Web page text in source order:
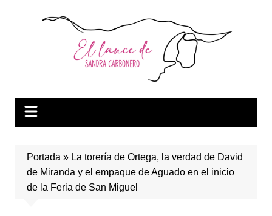
Portada » La torería de Ortega, la verdad de David
de Miranda y el empaque de Aguado en el inicio
de la Feria de San Miguel